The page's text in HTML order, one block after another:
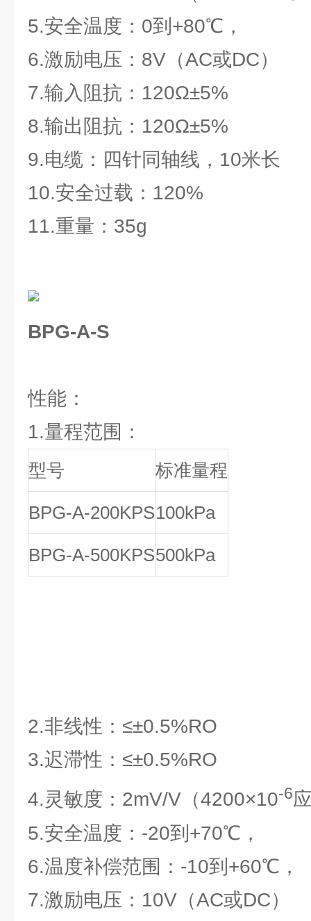
5.安全温度：0到+80℃，
6.激励电压：8V（AC或DC）
7.输入阻抗：120Ω±5%
8.输出阻抗：120Ω±5%
9.电缆：四针同轴线，10米长
10.安全过载：120%
11.重量：35g
BPG-A-S
性能：
1.量程范围：
型号 标准量程
BPG-A-200KPS100kPa
BPG-A-500KPS500kPa
2.非线性：≤±0.5%RO
3.迟滞性：≤±0.5%RO
4.灵敏度：2mV/V（4200×10-6
5.安全温度：-20到+70℃，
6.温度补偿范围：-10到+60℃，
7.激励电压：10V（AC或DC）